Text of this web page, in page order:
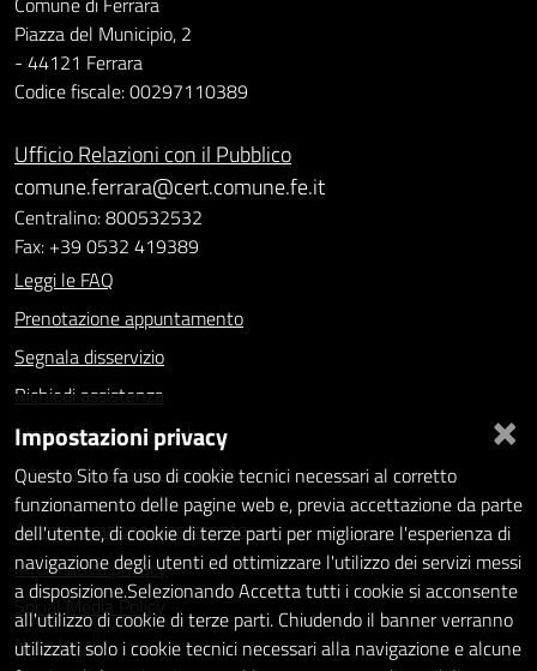
Piazza del Municipio, 2
- 44121 Ferrara
Codice fiscale: 00297110389
Ufficio Relazioni con il Pubblico
comune.ferrara@cert.comune.fe.it
Centralino: 800532532
Fax: +39 0532 419389
Leggi le FAQ
Prenotazione appuntamento
Segnala disservizio
Richiedi assistenza
Statistiche dei Siti web
Intranet - accesso riservato
Amministrazione trasparente
Informativa privacy
Social Media Policy
Note legali
×
Impostazioni privacy
Questo Sito fa uso di cookie tecnici necessari al corretto
funzionamento delle pagine web e, previa accettazione da parte
dell'utente, di cookie di terze parti per migliorare l'esperienza di
navigazione degli utenti ed ottimizzare l'utilizzo dei servizi messi
a disposizione.Selezionando Accetta tutti i cookie si acconsente
all'utilizzo di cookie di terze parti. Chiudendo il banner verranno
utilizzati solo i cookie tecnici necessari alla navigazione e alcune